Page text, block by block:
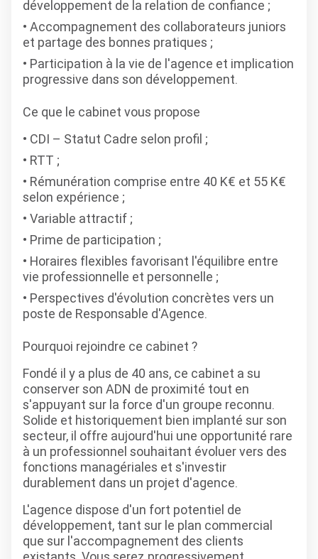
développement de la relation de confiance ;
Accompagnement des collaborateurs juniors
et partage des bonnes pratiques ;
Participation à la vie de l'agence et implication
progressive dans son développement.
Ce que le cabinet vous propose
CDI – Statut Cadre selon profil ;
RTT ;
Rémunération comprise entre 40 K€ et 55 K€
selon expérience ;
Variable attractif ;
Prime de participation ;
Horaires flexibles favorisant l'équilibre entre
vie professionnelle et personnelle ;
Perspectives d'évolution concrètes vers un
poste de Responsable d'Agence.
Pourquoi rejoindre ce cabinet ?
Fondé il y a plus de 40 ans, ce cabinet a su
conserver son ADN de proximité tout en
s'appuyant sur la force d'un groupe reconnu.
Solide et historiquement bien implanté sur son
secteur, il offre aujourd'hui une opportunité rare
à un professionnel souhaitant évoluer vers des
fonctions managériales et s'investir
durablement dans un projet d'agence.
L'agence dispose d'un fort potentiel de
développement, tant sur le plan commercial
que sur l'accompagnement des clients